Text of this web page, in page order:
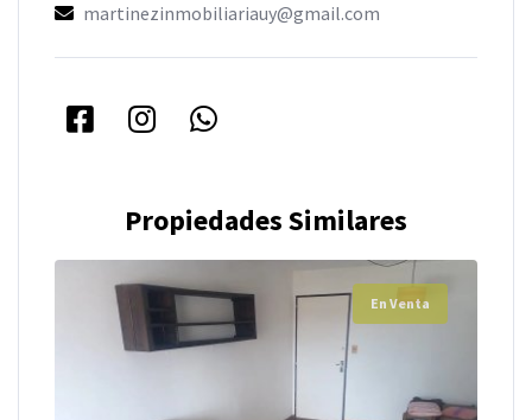
martinezinmobiliariauy@gmail.com
Propiedades Similares
En Venta